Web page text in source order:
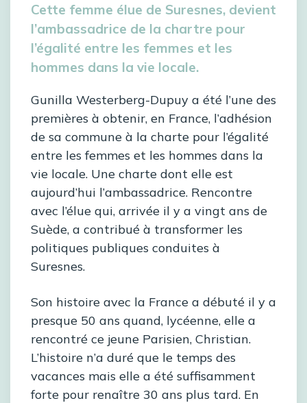
Cette femme élue de Suresnes, devient
l’ambassadrice de la chartre pour
l’égalité entre les femmes et les
hommes dans la vie locale.
Gunilla Westerberg-Dupuy a été l’une des
premières à obtenir, en France, l’adhésion
de sa commune à la charte pour l’égalité
entre les femmes et les hommes dans la
vie locale. Une charte dont elle est
aujourd’hui l’ambassadrice. Rencontre
avec l’élue qui, arrivée il y a vingt ans de
Suède, a contribué à transformer les
politiques publiques conduites à
Suresnes.
Son histoire avec la France a débuté il y a
presque 50 ans quand, lycéenne, elle a
rencontré ce jeune Parisien, Christian.
L’histoire n’a duré que le temps des
vacances mais elle a été suffisamment
forte pour renaître 30 ans plus tard. En